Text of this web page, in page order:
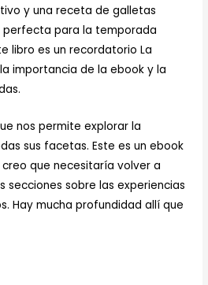
y una receta de galletas
perfecta para la temporada
libro es un recordatorio La
importancia de la ebook y la
nos permite explorar la
sus facetas. Este es un ebook
que necesitaría volver a
secciones sobre las experiencias
Hay mucha profundidad allí que